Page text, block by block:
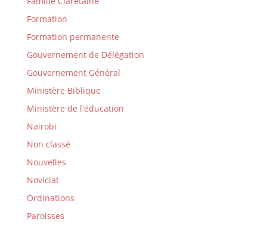
Formation
Formation permanente
Gouvernement de Délégation
Gouvernement Général
Ministère Biblique
Ministère de l'éducation
Nairobi
Non classé
Nouvelles
Noviciat
Ordinations
Paroisses